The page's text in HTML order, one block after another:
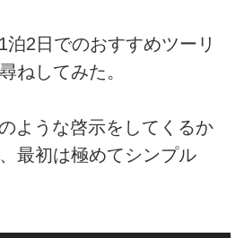
2日でのおすすめツーリ
ねしてみた。
ような啓示をしてくるか
最初は極めてシンプル